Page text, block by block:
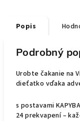
Popis
Podrobný
Urobte čakanie na
dieťatko vďaka
s postavami
24 prekvapení –